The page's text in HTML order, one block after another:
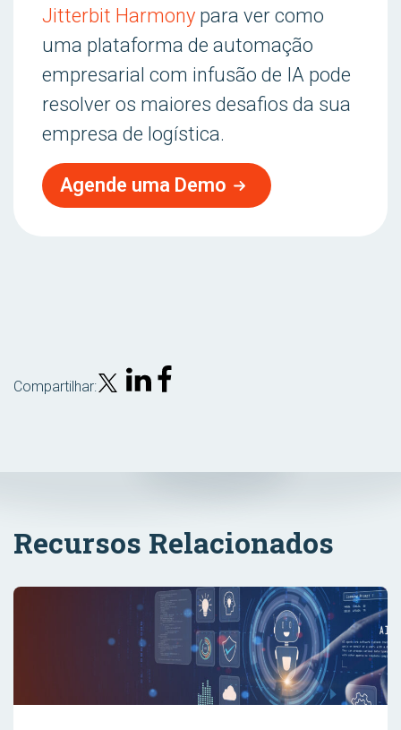
Jitterbit Harmony para ver como
uma plataforma de automação
empresarial com infusão de IA pode
resolver os maiores desafios da sua
empresa de logística.
Agende uma Demo
Compartilhar:
Recursos Relacionados